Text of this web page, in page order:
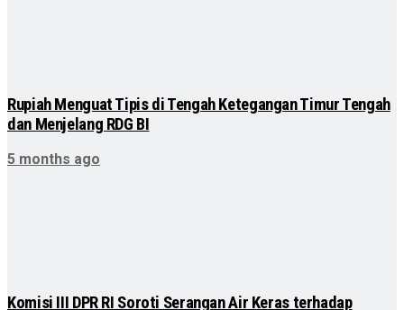
Rupiah Menguat Tipis di Tengah Ketegangan Timur Tengah
dan Menjelang RDG BI
5 months ago
Komisi III DPR RI Soroti Serangan Air Keras terhadap